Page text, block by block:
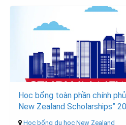
Học bổng toàn phần chính
New Zealand Scholarships”
Học bổng du học New Zealand